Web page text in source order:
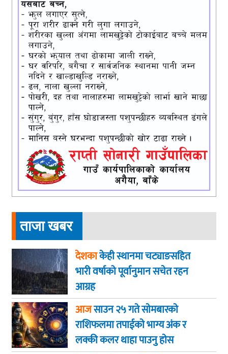
ताजा खबर
देशकाकेही स्थानमा चट्याङसहित
भारी वर्षाको पूर्वानुमान सचेत रहन
आग्रह
आजसाउन २५ गते साेमबारकाे
राशिफलमा तपाईकाे भाग्य अंक र
लक्की कलर थाहा पाउनु हाेस